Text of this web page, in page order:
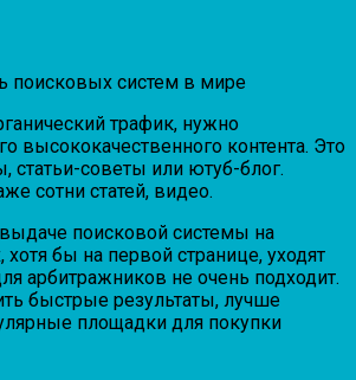
поисковых систем в мире
трафик, нужно
высококачественного контента. Это
статьи-советы или ютуб-блог.
сотни статей, видео.
поисковой системы на
бы на первой странице, уходят
арбитражников не очень подходит.
быстрые результаты, лучше
площадки для покупки